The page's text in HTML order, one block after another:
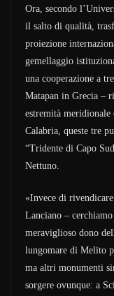
Ora, secondo
il salto di qualità,
proiezione
gemellaggio
una cooperazione a
Matapan in Grecia –
estremità meridionale
Calabria, queste tre
“Tridente di Capo
Nettuno.
«Invece di
Lanciano –
meraviglioso dono
lungomare di Melito
ma altri monumenti
sorgere ovunque: a